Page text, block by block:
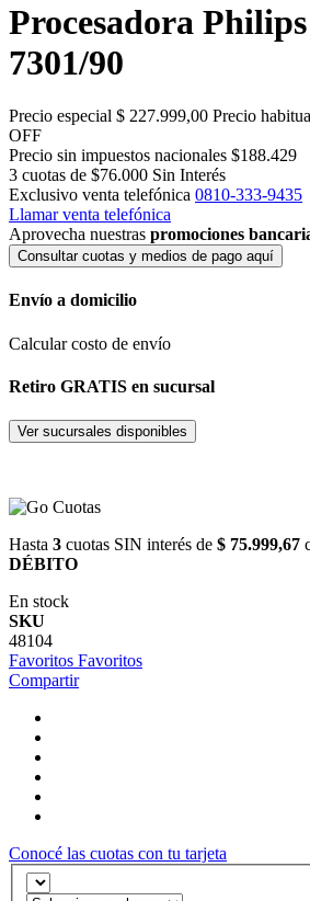
Procesadora
7301/90
Precio especial $ 227.999,00 Precio
OFF
Precio sin impuestos nacionales $188.429
3 cuotas de $76.000 Sin Interés
Exclusivo venta telefónica 0810-333-9435
Llamar venta telefónica
Aprovecha nuestras promociones
Consultar cuotas y medios de pago aquí
Envío a domicilio
Calcular costo de envío
Retiro GRATIS en sucursal
Ver sucursales disponibles
Hasta 3 cuotas SIN interés de $ 75.999,67
DÉBITO
En stock
SKU
48104
Favoritos Favoritos
Compartir
Conocé las cuotas con tu tarjeta